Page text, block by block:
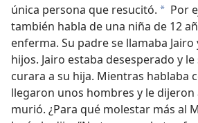
única persona que resucitó. a Por
también habla de una niña de 12
enferma. Su padre se llamaba
hijos. Jairo estaba desesperado y
curara a su hija. Mientras hablaba
llegaron unos hombres y le dijeron
murió. ¿Para qué molestar más al